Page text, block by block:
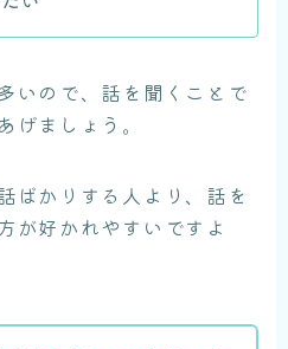
いので、話を聞くことで
げましょう。
ばかりする人より、話を
が好かれやすいですよ